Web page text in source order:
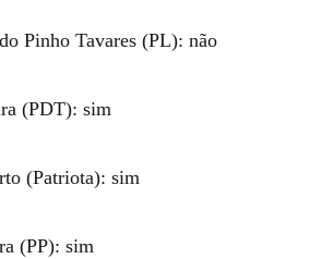
Pinho Tavares (PL): não
(PDT): sim
(Patriota): sim
(PP): sim